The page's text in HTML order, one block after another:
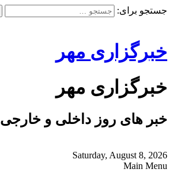
جستجو برای:
خبرگزاری مهر
خبرگزاری مهر
خبر های روز داخلی و خارجی
Saturday, August 8, 2026
Main Menu